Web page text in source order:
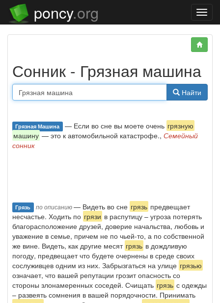
poncy.org
Сонник - Грязная машина
Найти
Грязная Машина — Если во сне вы моете очень грязную
машину — это к автомобильной катастрофе., Семейный
сонник
Грязь по описанию— Видеть во сне грязь предвещает
несчастье. Ходить по грязи в распутицу – угроза потерять
благорасположение друзей, доверие начальства, любовь и
уважение в семье, причем не по чьей-то, а по собственной
же вине. Видеть, как другие месят грязь в дождливую
погоду, предвещает что будете очернены в среде своих
сослуживцев одним из них. Забрызгаться на улице грязью
означает, что вашей репутации грозит опасность со
стороны злонамеренных соседей. Счищать грязь с одежды
– развеять сомнения в вашей порядочности. Принимать